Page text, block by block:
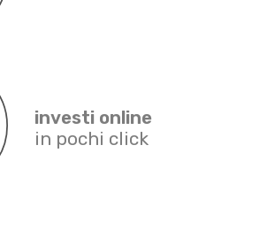
investi online
in pochi click